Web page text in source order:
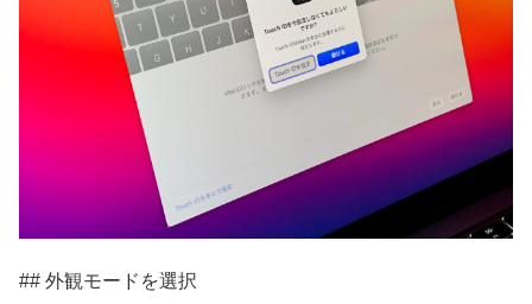
## 外観モードを選択